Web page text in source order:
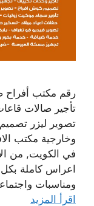
رقم مكتب أفراح
تأجير صالات
تصوير ليزر
وخارجية مكتب
في الكويت, من
اعراس كاملة
ومناسبات
اقرأ المزيد